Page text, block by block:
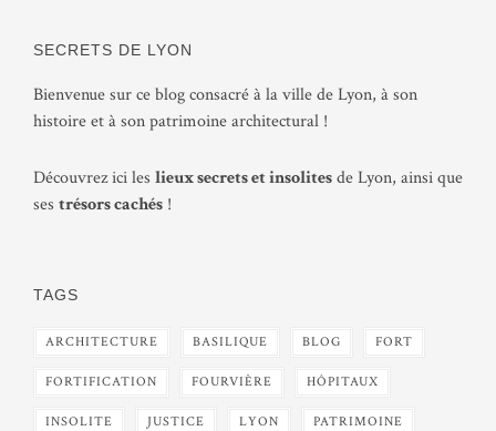
SECRETS DE LYON
Bienvenue sur ce blog consacré à la ville de Lyon, à son
histoire et à son patrimoine architectural !
Découvrez ici les lieux secrets et insolitesde Lyon, ainsi que
ses trésors cachés !
TAGS
ARCHITECTURE BASILIQUE BLOG FORT
FORTIFICATION FOURVIÈRE HÔPITAUX
INSOLITE JUSTICE LYON PATRIMOINE